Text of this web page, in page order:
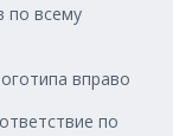
по всему
вправо
по